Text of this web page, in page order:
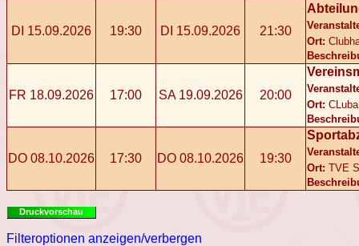
DI 15.09.2026 19:30 DI 15.09.2026 21:30
Ort:
FR 18.09.2026 17:00 SA 19.09.2026 20:00
Ort:
DO 08.10.2026 17:30 DO 08.10.2026 19:30
Ort: TVE
Druckvorschau
Filteroptionen anzeigen/verbergen